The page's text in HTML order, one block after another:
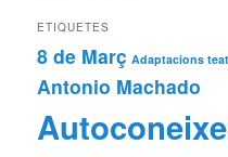
ETIQUETES
8 de Març Adaptacions
Antonio Machado